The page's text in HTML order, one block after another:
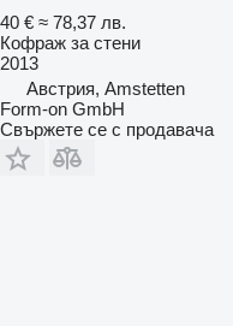
40 € ≈ 78,37 лв.
Кофраж за стени
2013
Австрия, Amstetten
Form-on GmbH
Свържете се с продавача